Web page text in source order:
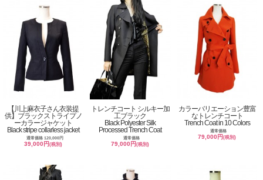
【川上麻衣子さん衣装提
供】ブラックストライプノ
ーカラージャケット
Black stripe collarless jacket
通常価格 120,000円
39,000円(税別)
トレンチコート シルキー加
工ブラック
Black Polyester Silk
Processed Trench Coat
通常価格
79,000円(税別)
カラーバリエーション豊富
なトレンチコート
Trench Coat in 10 Colors
通常価格
79,000円(税別)